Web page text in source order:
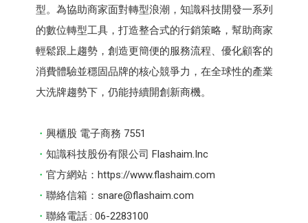
型。為協助商家面對轉型浪潮，知識科技開發一系列
的數位轉型工具，打造整合式的行銷策略，幫助商家
輕鬆跟上趨勢，創造更簡便的服務流程、優化顧客的
消費體驗並穩固品牌的核心競爭力，在全球性的產業
大洗牌趨勢下，仍能持續開創新商機。
興櫃股 電子商務 7551
知識科技股份有限公司 Flashaim.Inc
官方網站：https://www.flashaim.com
聯絡信箱：snare@flashaim.com
聯絡電話 : 06-2283100